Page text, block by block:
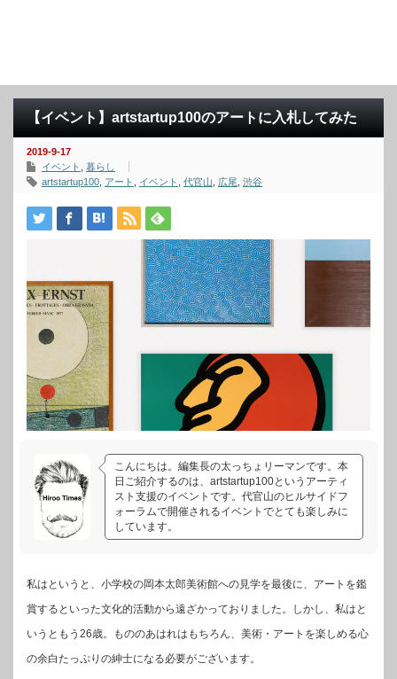
【イベント】artstartup100のアートに入札してみた
2019-9-17
イベント
暮らし
artstartup100 アート イベント 代官山 広尾 渋谷
こんにちは。編集長の太っちょリーマンです。本
日ご紹介するのは、artstartup100というアーティ
スト支援のイベントです。代官山のヒルサイドフ
ォーラムで開催されるイベントでとても楽しみに
しています。
私はというと、小学校の岡本太郎美術館への見学を最後に、アートを鑑
賞するといった文化的活動から遠ざかっておりました。しかし、私はと
いうともう26歳。もののあはれはもちろん、美術・アートを楽しめる心
の余白たっぷりの紳士になる必要がございます。